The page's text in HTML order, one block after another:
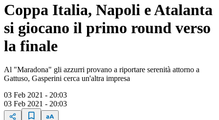
Coppa Italia, Napoli e Atalanta
si giocano il primo round verso
la finale
Al "Maradona" gli azzurri provano a riportare serenità attorno a
Gattuso, Gasperini cerca un'altra impresa
03 Feb 2021 - 20:03
03 Feb 2021 - 20:03